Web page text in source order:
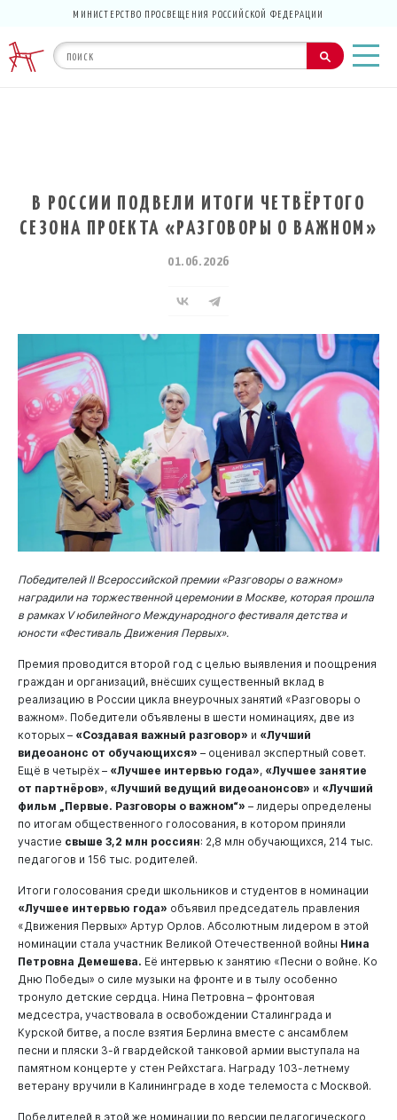
МИНИСТЕРСТВО ПРОСВЕЩЕНИЯ РОССИЙСКОЙ ФЕДЕРАЦИИ
В РОССИИ ПОДВЕЛИ ИТОГИ ЧЕТВЁРТОГО
СЕЗОНА ПРОЕКТА «РАЗГОВОРЫ О ВАЖНОМ»
01.06.2026
Победителей II Всероссийской премии «Разговоры о важном»
наградили на торжественной церемонии в Москве, которая прошла
в рамках V юбилейного Международного фестиваля детства и
юности «Фестиваль Движения Первых».
Премия проводится второй год с целью выявления и поощрения
граждан и организаций, внёсших существенный вклад в
реализацию в России цикла внеурочных занятий «Разговоры о
важном». Победители объявлены в шести номинациях, две из
которых – «Создавая важный разговор» и «Лучший
видеоанонс от обучающихся» – оценивал экспертный совет.
Ещё в четырёх – «Лучшее интервью года», «Лучшее занятие
от партнёров», «Лучший ведущий видеоанонсов» и «Лучший
фильм „Первые. Разговоры о важном“» – лидеры определены
по итогам общественного голосования, в котором приняли
участие свыше 3,2 млн россиян: 2,8 млн обучающихся, 214 тыс.
педагогов и 156 тыс. родителей.
Итоги голосования среди школьников и студентов в номинации
«Лучшее интервью года» объявил председатель правления
«Движения Первых» Артур Орлов. Абсолютным лидером в этой
номинации стала участник Великой Отечественной войны Нина
Петровна Демешева. Её интервью к занятию «Песни о войне. Ко
Дню Победы» о силе музыки на фронте и в тылу особенно
тронуло детские сердца. Нина Петровна – фронтовая
медсестра, участвовала в освобождении Сталинграда и
Курской битве, а после взятия Берлина вместе с ансамблем
песни и пляски 3-й гвардейской танковой армии выступала на
памятном концерте у стен Рейхстага. Награду 103-летнему
ветерану вручили в Калининграде в ходе телемоста с Москвой.
Победителей в этой же номинации по версии педагогического